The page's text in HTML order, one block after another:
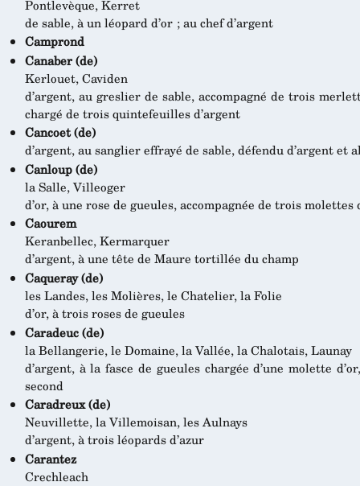
Pontlevèque, Kerret
de sable, à un léopard d’or ; au chef d’argent
Camprond
Canaber (de)
Kerlouet, Caviden
d’argent, au greslier de sable, accompagné de trois
chargé de trois quintefeuilles d’argent
Cancoet (de)
d’argent, au sanglier effrayé de sable, défendu d’argent et
Canloup (de)
la Salle, Villeoger
d’or, à une rose de gueules, accompagnée de trois molettes
Caourem
Keranbellec, Kermarquer
d’argent, à une tête de Maure tortillée du champ
Caqueray (de)
les Landes, les Molières, le Chatelier, la Folie
d’or, à trois roses de gueules
Caradeuc (de)
la Bellangerie, le Domaine, la Vallée, la Chalotais, Launay
d’argent, à la fasce de gueules chargée d’une molette
second
Caradreux (de)
Neuvillette, la Villemoisan, les Aulnays
d’argent, à trois léopards d’azur
Carantez
Crechleach